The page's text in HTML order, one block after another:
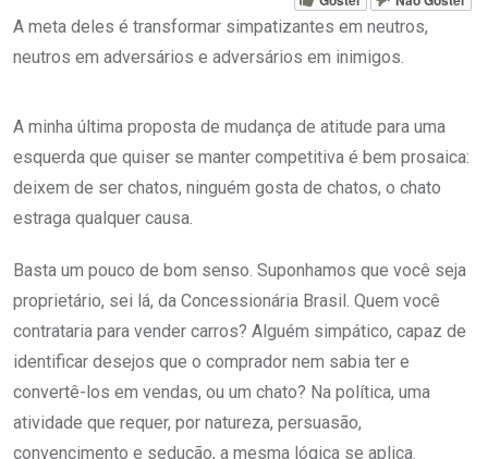
A meta deles é transformar simpatizantes em neutros,
neutros em adversários e adversários em inimigos.
A minha última proposta de mudança de atitude para uma
esquerda que quiser se manter competitiva é bem prosaica:
deixem de ser chatos, ninguém gosta de chatos, o chato
estraga qualquer causa.
Basta um pouco de bom senso. Suponhamos que você seja
proprietário, sei lá, da Concessionária Brasil. Quem você
contrataria para vender carros? Alguém simpático, capaz de
identificar desejos que o comprador nem sabia ter e
convertê-los em vendas, ou um chato? Na política, uma
atividade que requer, por natureza, persuasão,
convencimento e sedução, a mesma lógica se aplica.